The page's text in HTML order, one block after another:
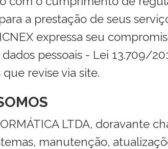
a prestação de seus
expressa seu
pessoais - Lei 13.709/
revise via site.
LTDA, doravante
manutenção,